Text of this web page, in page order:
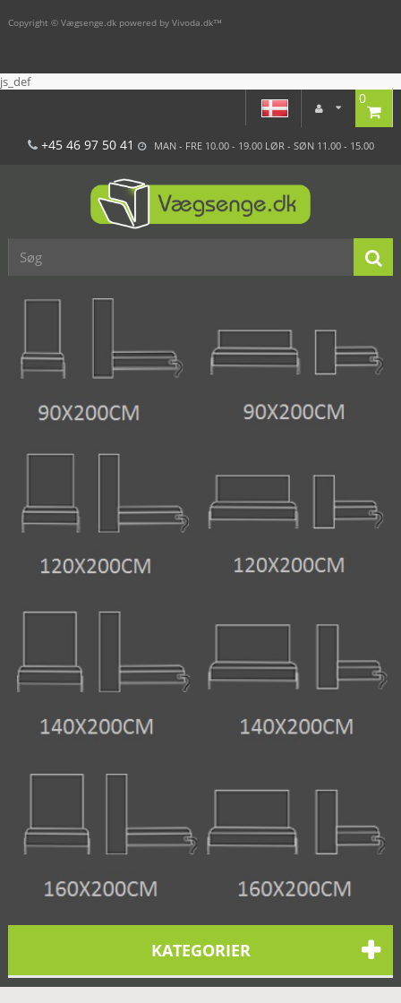
Copyright © Vægsenge.dk powered by Vivoda.dk™
js_def
0
+45 46 97 50 41 MAN - FRE 10.00 - 19.00 LØR - SØN 11.00 - 15.00
KATEGORIER